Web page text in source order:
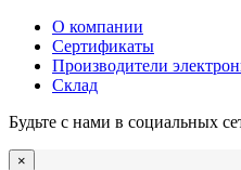
О компании
Сертификаты
Производители
Склад
Будьте с нами в социальных
×